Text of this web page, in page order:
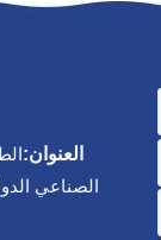
العنوان:
الصناعي الدولي، رقم 269، طريق